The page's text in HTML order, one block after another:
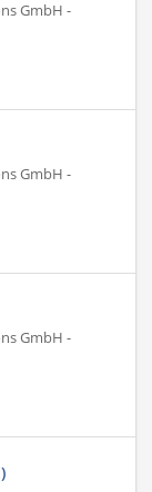
GmbH -
GmbH -
GmbH -